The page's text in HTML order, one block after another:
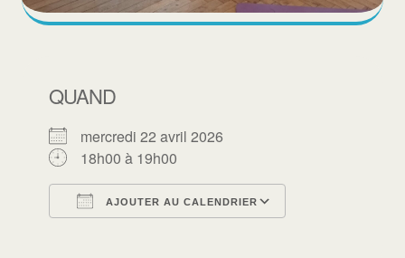
QUAND
mercredi 22 avril 2026
18h00 à 19h00
AJOUTER AU CALENDRIER